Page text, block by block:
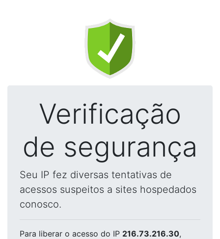
Verificação
de segurança
Seu IP fez diversas tentativas de
acessos suspeitos a sites hospedados
conosco.
Para liberar o acesso do IP 216.73.216.30,